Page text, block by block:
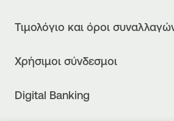
Η νέα Ψηφιακή Εποχή στις
Officer
Τιμολόγιο και όροι
Δελτίο πληροφόρησης περί τελών
Χρήσιμοι σύνδεσμοι
Digital Banking